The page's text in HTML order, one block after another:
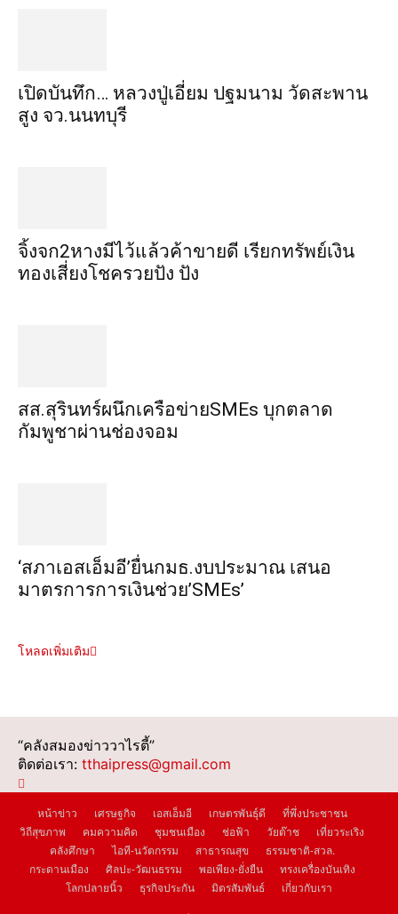
เปิดบันทึก… หลวงปู่เอี่ยม ​ปฐม​นาม​ วัดสะพาน
สูง​ จว.นนทบุรี
จิ้งจก​2​หาง​มีไว้แล้ว​ค้าขาย​ดี​ เรียก​ทรัพย์เงิน
ทอง​เสี่ยงโชค​รวยปัง​ ปัง​
สส.สุรินทร์ผนึกเครือข่ายSMEs บุกตลาด
กัมพูชาผ่านช่องจอม
‘สภาเอสเอ็มอี’ยื่นกมธ.งบประมาณ เสนอ
มาตรการการเงินช่วย’SMEs’
โหลดเพิ่มเติม
“คลังสมองข่าววาไรตี้”
ติดต่อเรา: tthaipress@gmail.com
หน้าข่าว เศรษฐกิจ เอสเอ็มอี เกษตรพันธุ์ดี
ที่พึ่งประชาชน
วิถีสุขภาพ
คมความคิด ชุมชนเมือง ช่อฟ้า วัยต๊าช
เที่ยวระเริง
คลังศึกษา
ไอที-นวัตกรรม สาธารณสุข
ธรรมชาติ-สวล.
กระดานเมือง
ศิลปะ-วัฒนธรรม พอเพียง-ยั่งยืน
ทรงเครื่องบันเทิง
โลกปลายนิ้ว
ธุรกิจประกัน มิตรสัมพันธ์ เกี่ยวกับเรา